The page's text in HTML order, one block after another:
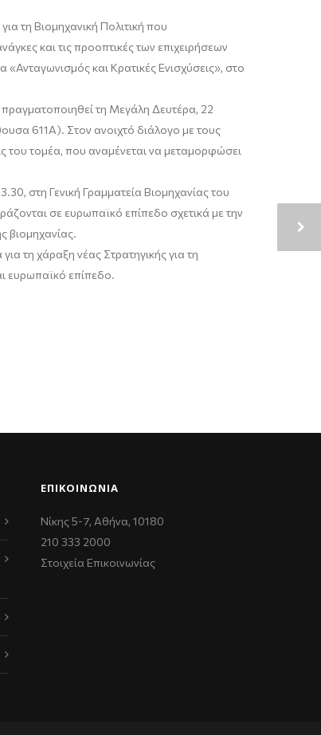
τη Βιομηχανική Πολιτική που
και τις προοπτικές των επιχειρήσεων
και Κρατικές Ενισχύσεις», στο
τη Μεγάλη Δευτέρα, 22
611A). Στον ανοιχτό διάλογο με τους
του τομέα, που αναμένεται να μεταμορφώσει
στη Γενική Γραμματεία Βιομηχανίας του
σε ευρωπαϊκό επίπεδο σχετικά με την
βιομηχανίας.
τη χάραξη νέας Στρατηγικής για τη
ευρωπαϊκό επίπεδο.
ΕΠΙΚΟΙΝΩΝΊΑ
Νίκης 5-7, Αθήνα, 10180
210 333 2000
Στοιχεία Επικοινωνίας